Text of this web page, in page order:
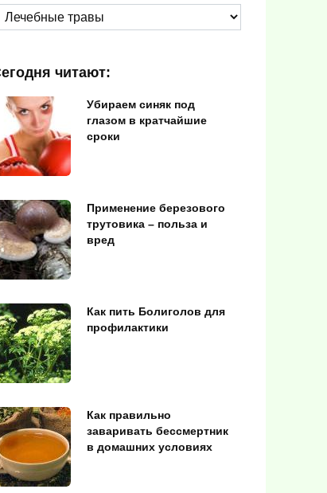
читают:
Убираем синяк под
глазом в кратчайшие
сроки
Применение березового
трутовика – польза и
вред
Как пить Болиголов для
профилактики
Как правильно
заваривать бессмертник
в домашних условиях